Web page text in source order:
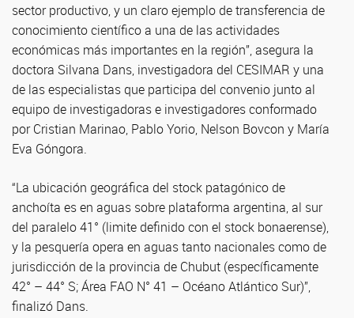
sector productivo, y un claro ejemplo de transferencia de
conocimiento científico a una de las actividades
económicas más importantes en la región”, asegura la
doctora Silvana Dans, investigadora del CESIMAR y una
de las especialistas que participa del convenio junto al
equipo de investigadoras e investigadores conformado
por Cristian Marinao, Pablo Yorio, Nelson Bovcon y María
Eva Góngora.
“La ubicación geográfica del stock patagónico de
anchoíta es en aguas sobre plataforma argentina, al sur
del paralelo 41° (limite definido con el stock bonaerense),
y la pesquería opera en aguas tanto nacionales como de
jurisdicción de la provincia de Chubut (específicamente
42° – 44° S; Área FAO N° 41 – Océano Atlántico Sur)”,
finalizó Dans.